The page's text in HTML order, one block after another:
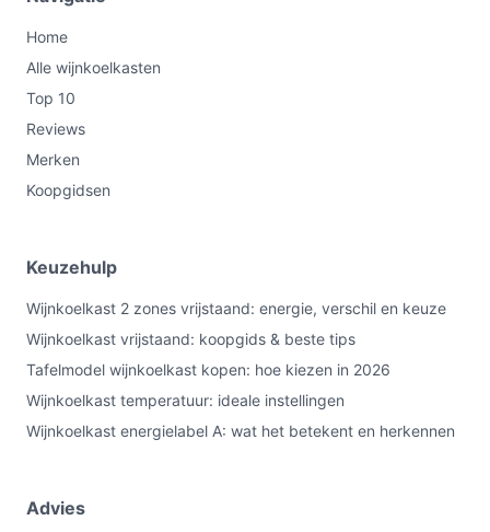
Home
Alle wijnkoelkasten
Top 10
Reviews
Merken
Koopgidsen
Keuzehulp
Wijnkoelkast 2 zones vrijstaand: energie, verschil en keuze
Wijnkoelkast vrijstaand: koopgids & beste tips
Tafelmodel wijnkoelkast kopen: hoe kiezen in 2026
Wijnkoelkast temperatuur: ideale instellingen
Wijnkoelkast energielabel A: wat het betekent en herkennen
Advies